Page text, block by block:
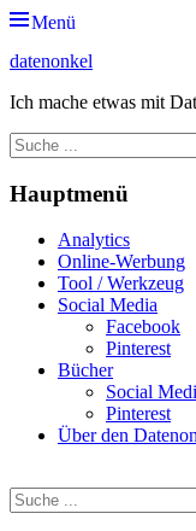
Zum
springen
Menü
datenonkel
Ich mache etwas mit
Suche
nach:
Hauptmenü
Analytics
Online-Werbung
Tool / Werkzeug
Social Media
Facebook
Pinterest
Bücher
Social
Pinterest
Über den
Suche
nach: